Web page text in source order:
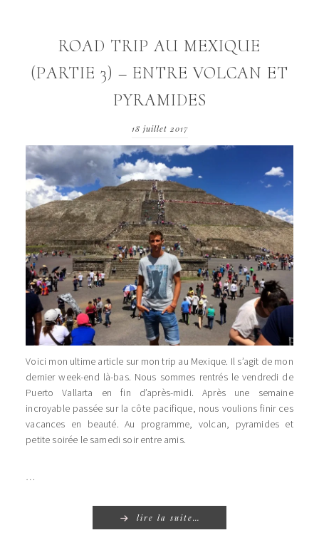
ROAD TRIP AU MEXIQUE
(PARTIE 3) – ENTRE VOLCAN ET
PYRAMIDES
18 juillet 2017
Voici mon ultime article sur mon trip au Mexique. Il s’agit de mon
dernier week-end là-bas. Nous sommes rentrés le vendredi de
Puerto Vallarta en fin d’après-midi. Après une semaine
incroyable passée sur la côte pacifique, nous voulions finir ces
vacances en beauté. Au programme, volcan, pyramides et
petite soirée le samedi soir entre amis.
…
lire la suite…